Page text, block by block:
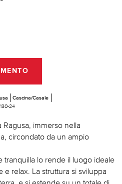
Cascina/Casale
24
Ragusa, immerso nella
circondato da un ampio
tranquilla lo rende il luogo ideale
relax. La struttura si sviluppa